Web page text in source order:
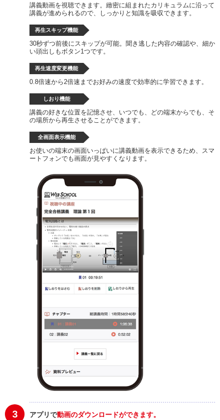
講義動画を視聴できます。緻密に組まれたカリキュラムに沿って
講義が進められるので、しっかりと知識を吸収できます。
再生スキップ機能
30秒ずつ前後にスキップが可能。聞き逃した内容の確認や、細か
い頭出しもボタン1つです。
再生速度変更機能
0.8倍速から2倍速までお好みの速度で効率的に学習できます。
しおり機能
講義の好きな位置を記憶させ、いつでも、どの端末からでも、そ
の場所から再生させることができます。
全画面表示機能
お使いの端末の画面いっぱいに講義動画を表示できるため、スマ
ートフォンでも画面が見やすくなります。
3 アプリで動画のダウンロードができます。